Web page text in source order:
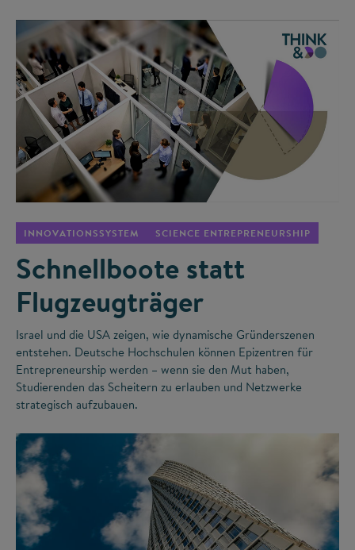
INNOVATIONSSYSTEM SCIENCE ENTREPRENEURSHIP
Schnellboote statt
Flugzeugträger
Israel und die USA zeigen, wie dynamische Gründerszenen
entstehen. Deutsche Hochschulen können Epizentren für
Entrepreneurship werden – wenn sie den Mut haben,
Studierenden das Scheitern zu erlauben und Netzwerke
strategisch aufzubauen.